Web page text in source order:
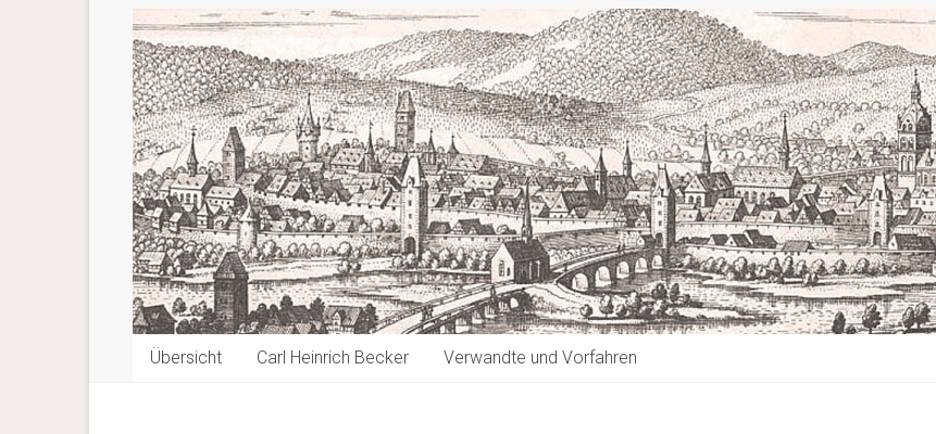
Übersicht Carl Heinrich Becker Verwandte und Vorfahren